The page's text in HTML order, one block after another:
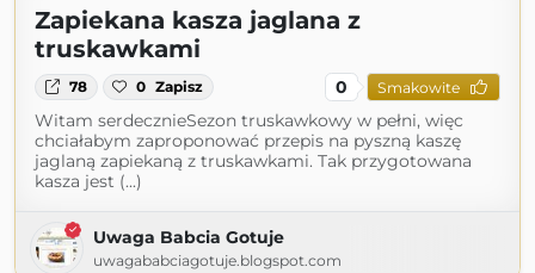
Zapiekana kasza jaglana z
truskawkami
78 0 Zapisz 0 Smakowite
Witam serdecznieSezon truskawkowy w pełni, więc
chciałabym zaproponować przepis na pyszną kaszę
jaglaną zapiekaną z truskawkami. Tak przygotowana
kasza jest (...)
Uwaga Babcia Gotuje
uwagababciagotuje.blogspot.com